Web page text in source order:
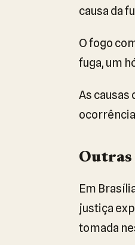
causa da
O fogo
fuga, um
As causas
Outras
Em
justiça
tomada